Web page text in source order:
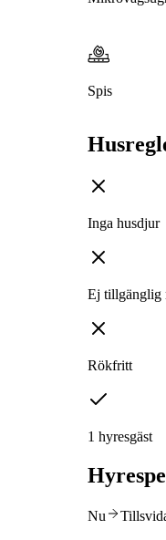
Spis
Inga husdjur
Ej tillgänglig
Rökfritt
1 hyresgäst
Nu